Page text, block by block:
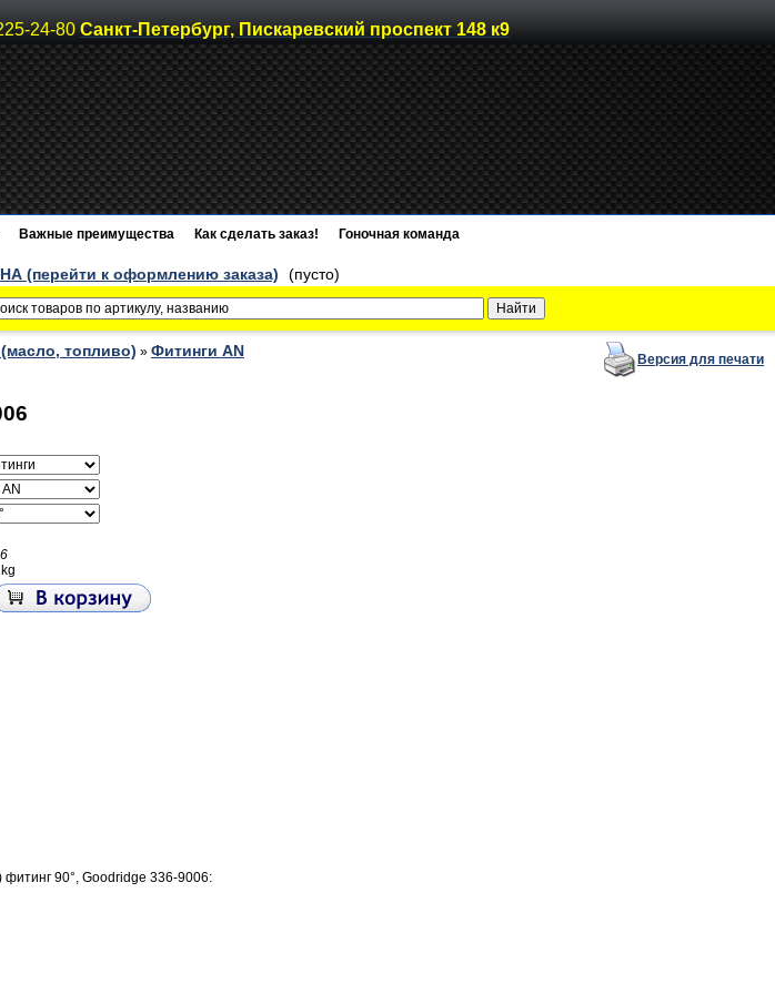
24-80 Санкт-Петербург, Пискаревский проспект 148 к9
Важные преимущества Как сделать заказ! Гоночная команда
(перейти к оформлению заказа) (пусто)
топливо) » Фитинги AN Версия для печати
90°, Goodridge 336-9006: